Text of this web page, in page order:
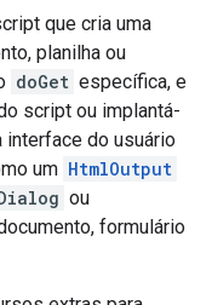
que cria uma
planilha ou
doGet específica, e
script ou implantá-
interface do usuário
um HtmlOutput
ou
formulário